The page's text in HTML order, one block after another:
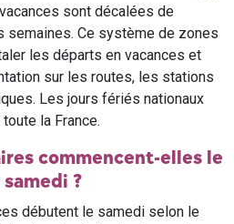
sont décalées de
semaines. Ce système de zones
les départs en vacances et
sur les routes, les stations
Les jours fériés nationaux
la France.
commencent-elles le
?
débutent le samedi selon le